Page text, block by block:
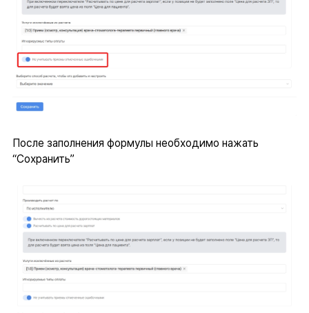
После заполнения формулы необходимо нажать
“Сохранить”